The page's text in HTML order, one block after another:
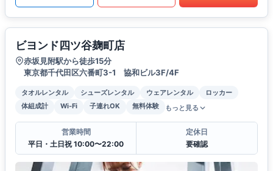
ビヨンド四ツ谷麹町店
赤坂見附駅から徒歩15分
東京都千代田区六番町3-1 協和ビル3F/4F
タオルレンタル シューズレンタル ウェアレンタル
ロッカー
体組成計
Wi-Fi 子連れOK 無料体験 もっと見る
営業時間
平日・土日祝 10:00〜22:00
定休日
要確認